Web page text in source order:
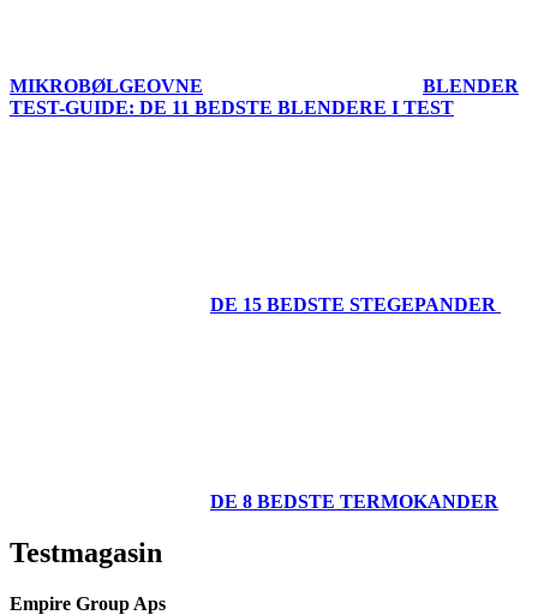
MIKROBØLGEOVNE
BLENDER
TEST-GUIDE: DE 11 BEDSTE BLENDERE I TEST
DE 15 BEDSTE STEGEPANDER
DE 8 BEDSTE TERMOKANDER
Testmagasin
Empire Group Aps